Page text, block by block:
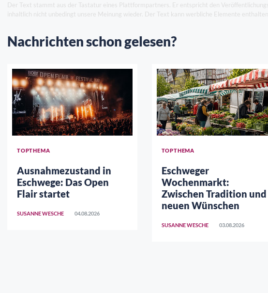
Der Text stammt aus der Tastatur eines Plattformpartners. Er entspricht den
inhaltlich nicht unbedingt unsere Meinung wieder. Der Text kann werbliche Elemente enthalten.
Nachrichten schon gelesen?
TOPTHEMA
Ausnahmezustand in
Eschwege: Das Open
Flair startet
SUSANNE WESCHE 04.08.2026
TOPTHEMA
Eschweger
Wochenmarkt:
Zwischen Tradition und
neuen Wünschen
SUSANNE WESCHE 03.08.2026